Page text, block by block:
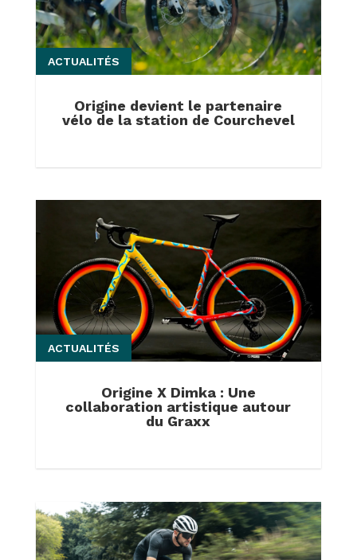
Origine devient le partenaire
vélo de la station de Courchevel
ACTUALITÉS
Origine X Dimka : Une
collaboration artistique autour
du Graxx
ACTUALITÉS